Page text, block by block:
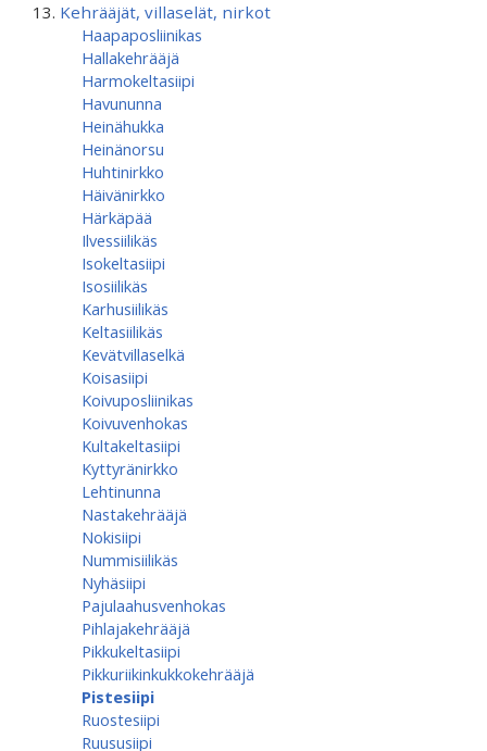
Kehrääjät, villaselät, nirkot
Haapaposliinikas
Hallakehrääjä
Harmokeltasiipi
Havununna
Heinähukka
Heinänorsu
Huhtinirkko
Häivänirkko
Härkäpää
Ilvessiilikäs
Isokeltasiipi
Isosiilikäs
Karhusiilikäs
Keltasiilikäs
Kevätvillaselkä
Koisasiipi
Koivuposliinikas
Koivuvenhokas
Kultakeltasiipi
Kyttyränirkko
Lehtinunna
Nastakehrääjä
Nokisiipi
Nummisiilikäs
Nyhäsiipi
Pajulaahusvenhokas
Pihlajakehrääjä
Pikkukeltasiipi
Pikkuriikinkukkokehrääjä
Pistesiipi
Ruostesiipi
Ruususiipi